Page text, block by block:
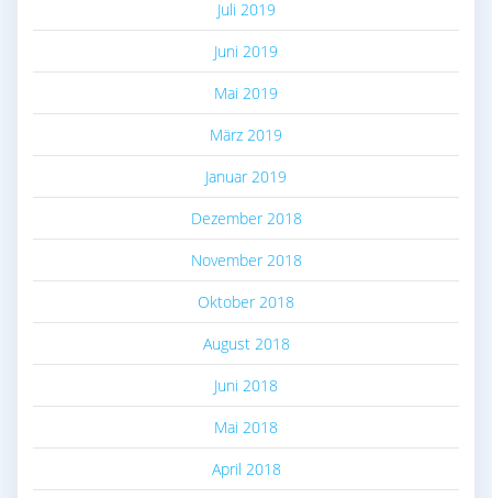
Juli 2019
Juni 2019
Mai 2019
März 2019
Januar 2019
Dezember 2018
November 2018
Oktober 2018
August 2018
Juni 2018
Mai 2018
April 2018